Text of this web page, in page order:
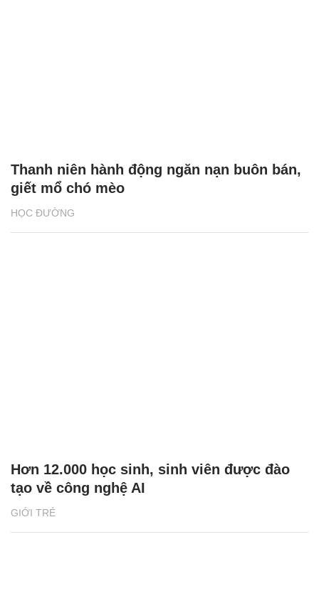
HỌC ĐƯỜNG
Thanh niên hành động ngăn nạn buôn bán,
giết mổ chó mèo
GIỚI TRẺ
Hơn 12.000 học sinh, sinh viên được đào
tạo về công nghệ AI